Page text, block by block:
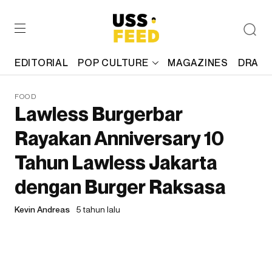
EDITORIAL POP CULTURE MAGAZINES
FOOD
Lawless Burgerbar
Rayakan Anniversary 10
Tahun Lawless Jakarta
dengan Burger Raksasa
Kevin Andreas 5 tahun lalu